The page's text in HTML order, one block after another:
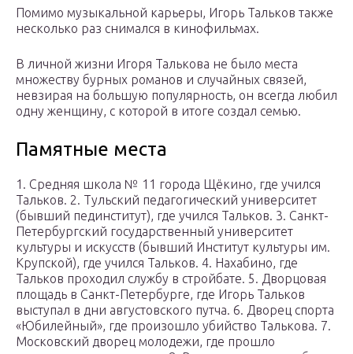
Помимо музыкальной карьеры, Игорь Тальков также
несколько раз снимался в кинофильмах.
В личной жизни Игоря Талькова не было места
множеству бурных романов и случайных связей,
невзирая на большую популярность, он всегда любил
одну женщину, с которой в итоге создал семью.
Памятные места
1. Средняя школа № 11 города Щёкино, где учился
Тальков. 2. Тульский педагогический университет
(бывший пединститут), где учился Тальков. 3. Санкт-
Петербургский государственный университет
культуры и искусств (бывший Институт культуры им.
Крупской), где учился Тальков. 4. Нахабино, где
Тальков проходил службу в стройбате. 5. Дворцовая
площадь в Санкт-Петербурге, где Игорь Тальков
выступал в дни августовского путча. 6. Дворец спорта
«Юбилейный», где произошло убийство Талькова. 7.
Московский дворец молодежи, где прошло